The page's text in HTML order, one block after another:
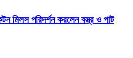
মিলস পরিদর্শন করলেন বস্ত্র ও পাট